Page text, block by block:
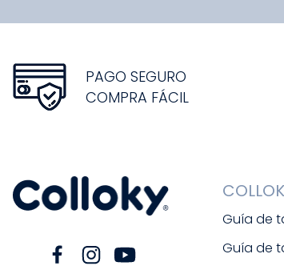
PAGO SEGURO
COMPRA FÁCIL
Guía de
Guía de